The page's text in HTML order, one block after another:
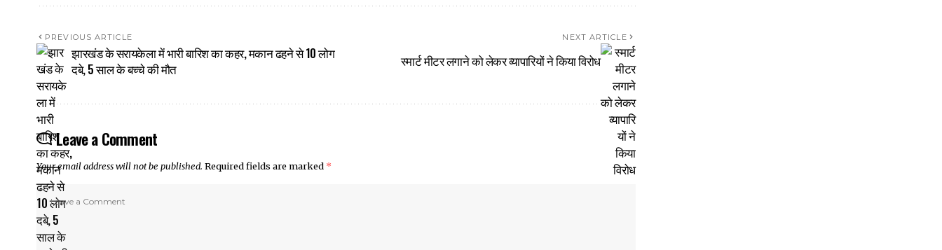
PREVIOUS ARTICLE
झारखंड के सरायकेला में भारी बारिश का कहर, मकान ढहने से 10 लोग
दबे, 5 साल के बच्चे की मौत
NEXT ARTICLE
स्मार्ट मीटर लगाने को लेकर व्यापारियों ने किया विरोध
Leave a Comment
Your email address will not be published. Required fields are marked *